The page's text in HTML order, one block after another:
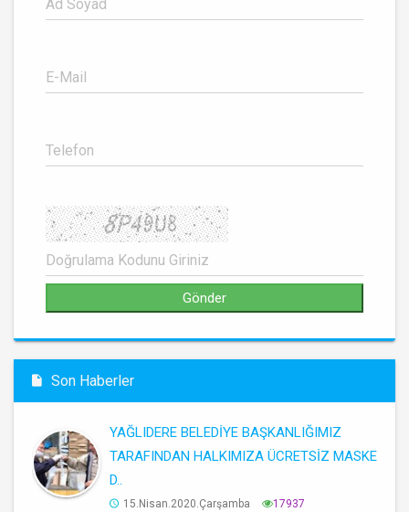
Son Haberler
YAĞLIDERE BELEDİYE BAŞKANLIĞIMIZ
TARAFINDAN HALKIMIZA ÜCRETSİZ MASKE
D..
15.Nisan.2020.Çarşamba 17937